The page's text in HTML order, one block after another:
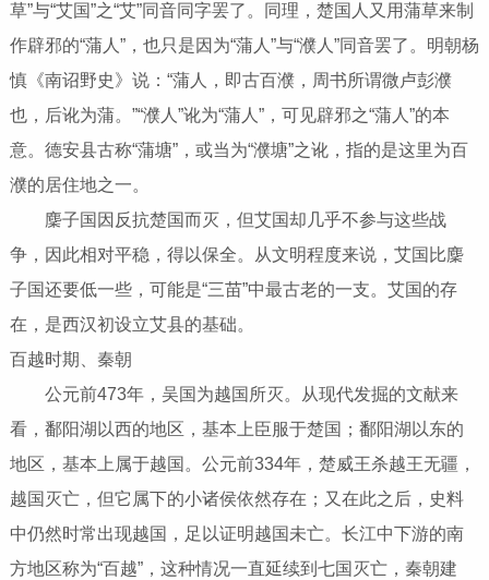
草”与“艾国”之“艾”同音同字罢了。同理，楚国人又用蒲草来制
作辟邪的“蒲人”，也只是因为“蒲人”与“濮人”同音罢了。明朝杨
慎《南诏野史》说：“蒲人，即古百濮，周书所谓微卢彭濮
也，后讹为蒲。”“濮人”讹为“蒲人”，可见辟邪之“蒲人”的本
意。德安县古称“蒲塘”，或当为“濮塘”之讹，指的是这里为百
濮的居住地之一。
麇子国因反抗楚国而灭，但艾国却几乎不参与这些战
争，因此相对平稳，得以保全。从文明程度来说，艾国比麇
子国还要低一些，可能是“三苗”中最古老的一支。艾国的存
在，是西汉初设立艾县的基础。
百越时期、秦朝
公元前473年，吴国为越国所灭。从现代发掘的文献来
看，鄱阳湖以西的地区，基本上臣服于楚国；鄱阳湖以东的
地区，基本上属于越国。公元前334年，楚威王杀越王无疆，
越国灭亡，但它属下的小诸侯依然存在；又在此之后，史料
中仍然时常出现越国，足以证明越国未亡。长江中下游的南
方地区称为“百越”，这种情况一直延续到七国灭亡，秦朝建